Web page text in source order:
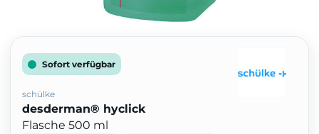
Sofort verfügbar
schülke
desderman® hyclick
Flasche 500 ml